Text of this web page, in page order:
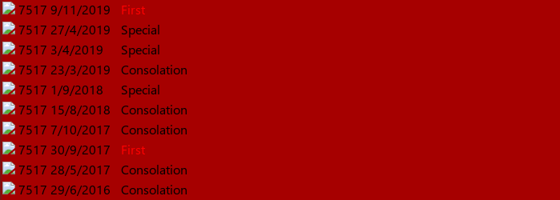
7517 9/11/2019
First
7517 27/4/2019
Special
7517 3/4/2019
Special
7517 23/3/2019
Consolation
7517 1/9/2018
Special
7517 15/8/2018
Consolation
7517 7/10/2017
Consolation
7517 30/9/2017
First
7517 28/5/2017
Consolation
7517 29/6/2016 Consolation